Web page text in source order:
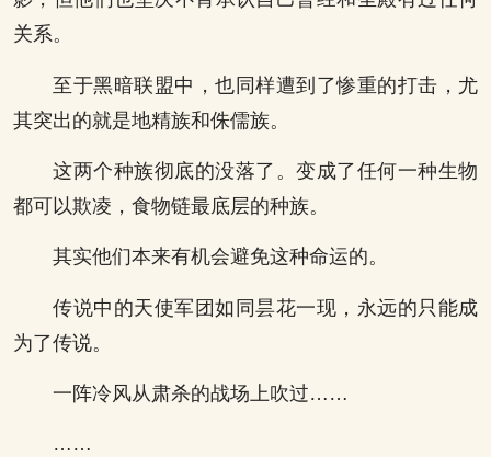
关系。
至于黑暗联盟中，也同样遭到了惨重的打击，尤
其突出的就是地精族和侏儒族。
这两个种族彻底的没落了。变成了任何一种生物
都可以欺凌，食物链最底层的种族。
其实他们本来有机会避免这种命运的。
传说中的天使军团如同昙花一现，永远的只能成
为了传说。
一阵冷风从肃杀的战场上吹过……
……